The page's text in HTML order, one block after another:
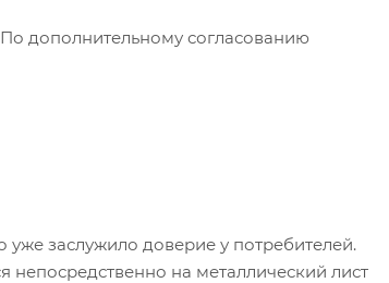
дополнительному согласованию
заслужило доверие у потребителей.
непосредственно на металлический лист